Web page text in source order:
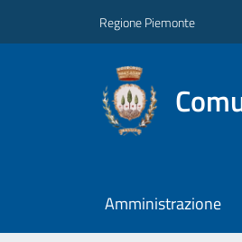
Regione Piemonte
Amministrazione